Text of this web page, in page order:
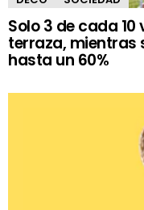
Solo 3 de cada
terraza, mientras
hasta un 60%